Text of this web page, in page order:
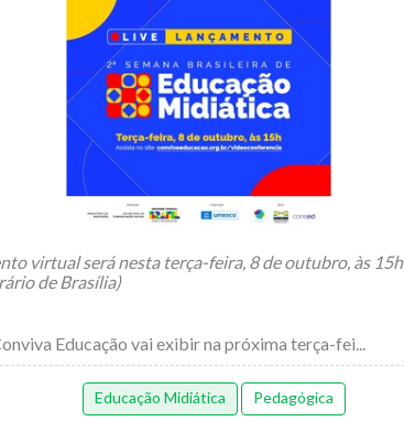
virtual será nesta terça-feira, 8 de outubro, às 15h
de Brasília)
Educação vai exibir na próxima terça-fei...
Educação Midiática Pedagógica